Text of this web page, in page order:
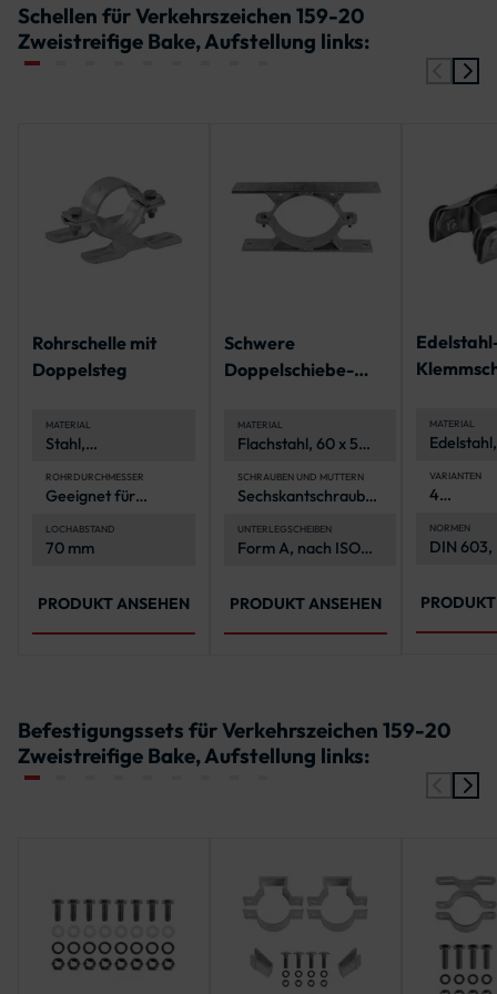
Schellen für Verkehrszeichen 159-20
Zweistreifige Bake, Aufstellung links:
Rohrschelle mit
Doppelsteg
MATERIAL
Stahl,
Korrosionsschutz
ROHRDURCHMESSER
Geeignet für
mm
LOCHABSTAND
70 mm
PRODUKT ANSEHEN
Schwere
Doppelschiebe-
MATERIAL
Flachstahl, 60 x 5
SCHRAUBEN UND MUTTERN
Sechskantschrauben
Edelstahl (A2-70),
nach ISO 4017 und
UNTERLEGSCHEIBEN
Form A, nach ISO
PRODUKT ANSEHEN
MATERIAL
Edelstahl,
VARIANTEN
4
4
4
NORMEN
DIN 603,
Befestigungssets für Verkehrszeichen 159-20
Zweistreifige Bake, Aufstellung links: